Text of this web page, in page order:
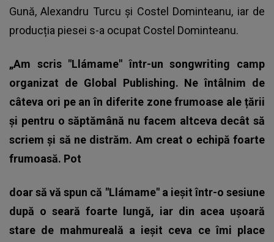
Gună, Alexandru Turcu și Costel Dominteanu, iar de
producția piesei s-a ocupat Costel Dominteanu.
„Am scris "Llámame" într-un songwriting camp
organizat de Global Publishing. Ne întâlnim de
câteva ori pe an în diferite zone frumoase ale țării
și pentru o săptămână nu facem altceva decât să
scriem și să ne distrăm. Am creat o echipă foarte
frumoasă. Pot
doar să vă spun că "Llámame" a ieșit într-o sesiune
după o seară foarte lungă, iar din acea ușoară
stare de mahmureală a ieșit ceva ce îmi place